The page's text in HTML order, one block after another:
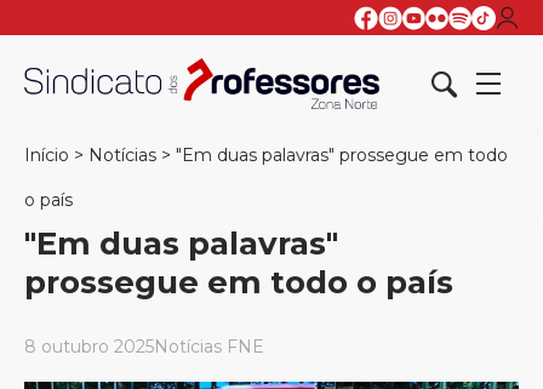
Início > Notícias > "Em duas palavras" prossegue em todo
o país
"Em duas palavras"
prossegue em todo o país
8 outubro 2025Notícias FNE